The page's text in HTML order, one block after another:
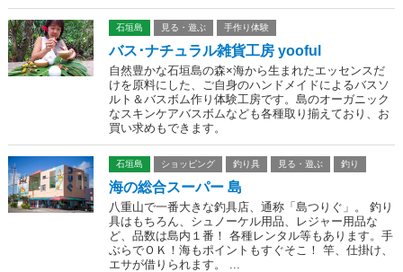
石垣島 見る・遊ぶ 手作り体験
バス･ナチュラル雑貨工房 yooful
自然豊かな石垣島の森×海から生まれたエッセンスだ
けを原料にした、ご自身のハンドメイドによるバスソ
ルト＆バスボム作り体験工房です。島のオーガニック
なスキンケアバスボムなども各種取り揃えており、お
買い求めもできます。
石垣島 ショッピング 釣り具 見る・遊ぶ 釣り
海の総合スーパー 島
八重山で一番大きな釣具店、通称「島つりぐ」。 釣り
具はもちろん、シュノーケル用品、レジャー用品な
ど、品数は島内１番！ 各種レンタル等もあります。手
ぶらでＯＫ！海もポイントもすぐそこ！ 竿、仕掛け、
エサが借りられます。 ...